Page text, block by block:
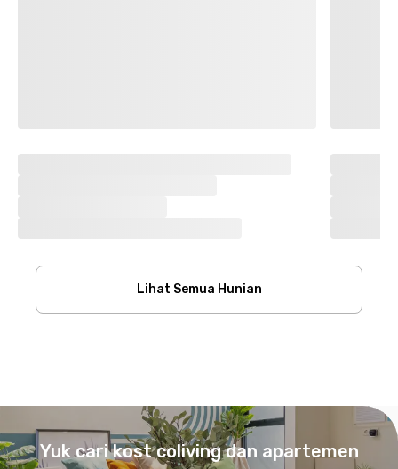
Lihat Semua Hunian
Yuk cari kost coliving dan apartemen